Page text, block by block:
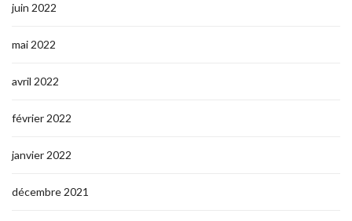
juin 2022
mai 2022
avril 2022
février 2022
janvier 2022
décembre 2021